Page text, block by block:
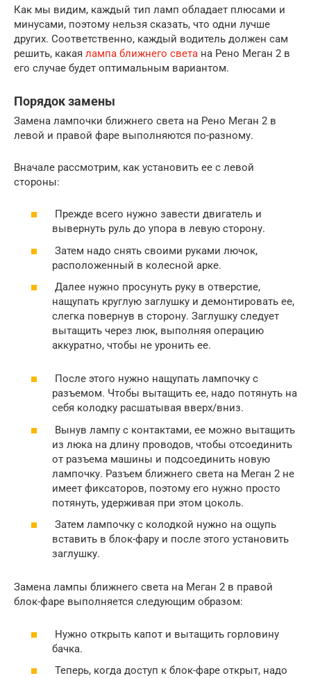
Как мы видим, каждый тип ламп обладает плюсами и
минусами, поэтому нельзя сказать, что одни лучше
других. Соответственно, каждый водитель должен сам
решить, какая лампа ближнего света на Рено Меган 2 в
его случае будет оптимальным вариантом.
Порядок замены
Замена лампочки ближнего света на Рено Меган 2 в
левой и правой фаре выполняются по-разному.
Вначале рассмотрим, как установить ее с левой
стороны:
Прежде всего нужно завести двигатель и
вывернуть руль до упора в левую сторону.
Затем надо снять своими руками лючок,
расположенный в колесной арке.
Далее нужно просунуть руку в отверстие,
нащупать круглую заглушку и демонтировать ее,
слегка повернув в сторону. Заглушку следует
вытащить через люк, выполняя операцию
аккуратно, чтобы не уронить ее.
После этого нужно нащупать лампочку с
разъемом. Чтобы вытащить ее, надо потянуть на
себя колодку расшатывая вверх/вниз.
Вынув лампу с контактами, ее можно вытащить
из люка на длину проводов, чтобы отсоединить
от разъема машины и подсоединить новую
лампочку. Разъем ближнего света на Меган 2 не
имеет фиксаторов, поэтому его нужно просто
потянуть, удерживая при этом цоколь.
Затем лампочку с колодкой нужно на ощупь
вставить в блок-фару и после этого установить
заглушку.
Замена лампы ближнего света на Меган 2 в правой
блок-фаре выполняется следующим образом:
Нужно открыть капот и вытащить горловину
бачка.
Теперь, когда доступ к блок-фаре открыт, надо